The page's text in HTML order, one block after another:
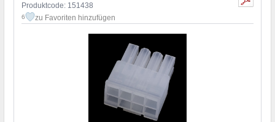
Produktcode: 151438
6 zu Favoriten hinzufügen